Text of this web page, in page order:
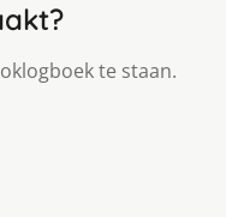
te staan.